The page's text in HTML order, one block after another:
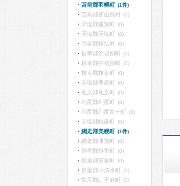
苫前郡羽幌町 (1件)
苫前郡初山別村 (0)
天塩郡遠別町 (0)
天塩郡天塩町 (0)
宗谷郡猿払村 (0)
枝幸郡浜頓別町 (0)
枝幸郡中頓別町 (0)
枝幸郡枝幸町 (0)
天塩郡豊富町 (0)
礼文郡礼文町 (0)
利尻郡利尻町 (0)
利尻郡利尻富士町 (0)
天塩郡幌延町 (0)
網走郡美幌町 (1件)
網走郡津別町 (0)
斜里郡斜里町 (0)
斜里郡清里町 (0)
斜里郡小清水町 (0)
常呂郡訓子府町 (0)